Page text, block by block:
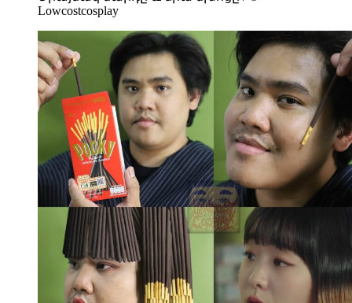
Lowcostcosplay